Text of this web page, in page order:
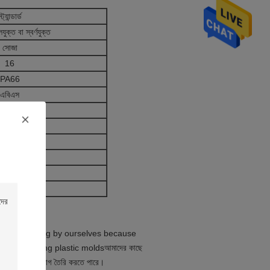
বা স্বর্ণযুক্ত
সোজা
16
PA66
এবিএস
মিমি
male plug by ourselves because
making plastic moldsআমাদের কাছে
পুরুষ প্লাগ তৈরি করতে পারে।